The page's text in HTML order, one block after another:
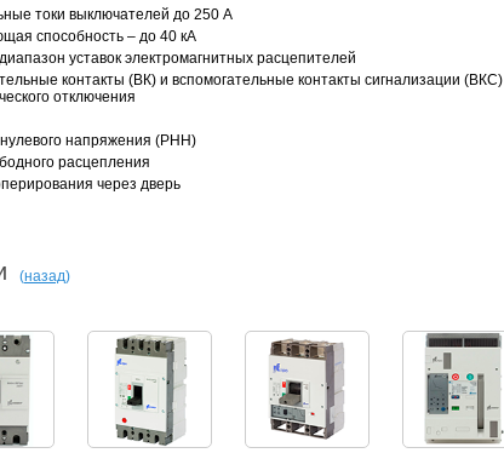
токи выключателей до 250 А
способность – до 40 кА
уставок электромагнитных расцепителей
контакты (ВК) и вспомогательные контакты сигнализации (ВКС)
отключения
напряжения (PНН)
расцепления
через дверь
(назад)